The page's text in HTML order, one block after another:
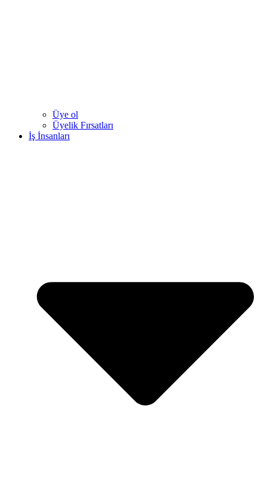
Üye ol
Üyelik Fırsatları
İş İnsanları